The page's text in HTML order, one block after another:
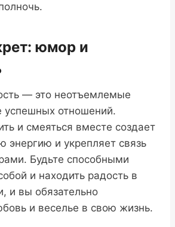
юмор и
— это неотъемлемые
успешных отношений.
и смеяться вместе создает
энергию и укрепляет связь
Будьте способными
и находить радость в
и вы обязательно
и веселье в свою жизнь.